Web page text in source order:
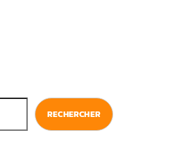
RECHERCHER